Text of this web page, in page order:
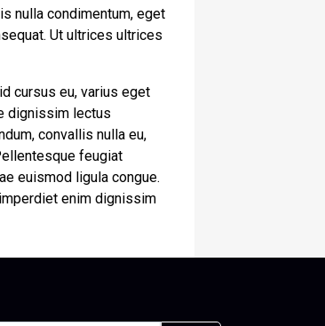
nulla condimentum, eget
Ut ultrices ultrices
cursus eu, varius eget
dignissim lectus
convallis nulla eu,
feugiat
euismod ligula congue.
enim dignissim